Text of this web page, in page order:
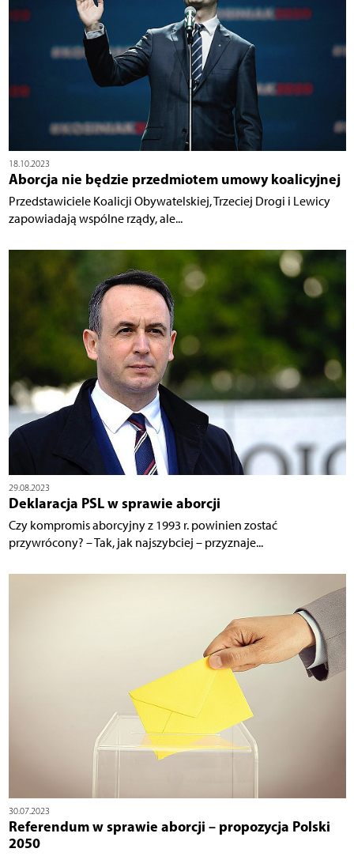
18.10.2023
Aborcja nie będzie przedmiotem umowy koalicyjnej
Przedstawiciele Koalicji Obywatelskiej, Trzeciej Drogi i Lewicy
zapowiadają wspólne rządy, ale...
29.08.2023
Deklaracja PSL w sprawie aborcji
Czy kompromis aborcyjny z 1993 r. powinien zostać
przywrócony? – Tak, jak najszybciej – przyznaje...
30.07.2023
Referendum w sprawie aborcji – propozycja Polski
2050